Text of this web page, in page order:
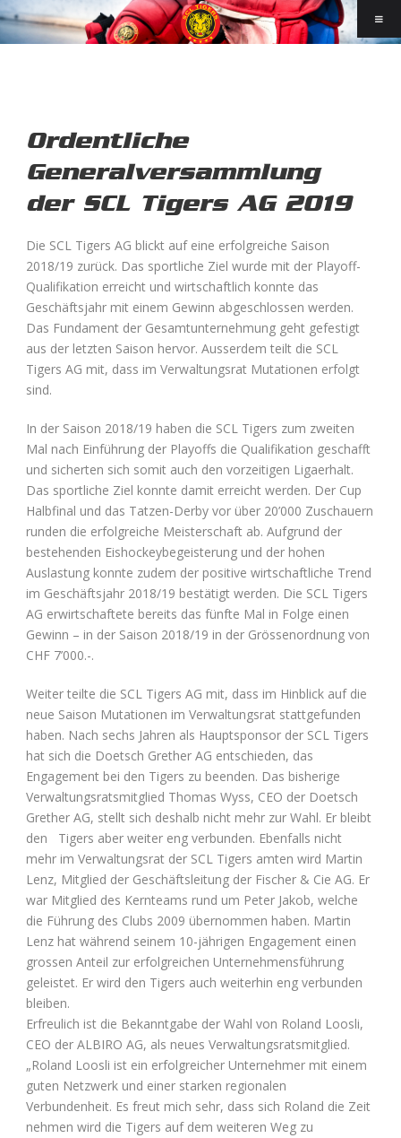
Ordentliche
Generalversammlung
der SCL Tigers AG 2019
Die SCL Tigers AG blickt auf eine erfolgreiche Saison
2018/19 zurück. Das sportliche Ziel wurde mit der Playoff-
Qualifikation erreicht und wirtschaftlich konnte das
Geschäftsjahr mit einem Gewinn abgeschlossen werden.
Das Fundament der Gesamtunternehmung geht gefestigt
aus der letzten Saison hervor. Ausserdem teilt die SCL
Tigers AG mit, dass im Verwaltungsrat Mutationen erfolgt
sind.
In der Saison 2018/19 haben die SCL Tigers zum zweiten
Mal nach Einführung der Playoffs die Qualifikation geschafft
und sicherten sich somit auch den vorzeitigen Ligaerhalt.
Das sportliche Ziel konnte damit erreicht werden. Der Cup
Halbfinal und das Tatzen-Derby vor über 20’000 Zuschauern
runden die erfolgreiche Meisterschaft ab. Aufgrund der
bestehenden Eishockeybegeisterung und der hohen
Auslastung konnte zudem der positive wirtschaftliche Trend
im Geschäftsjahr 2018/19 bestätigt werden. Die SCL Tigers
AG erwirtschaftete bereits das fünfte Mal in Folge einen
Gewinn – in der Saison 2018/19 in der Grössenordnung von
CHF 7’000.-.
Weiter teilte die SCL Tigers AG mit, dass im Hinblick auf die
neue Saison Mutationen im Verwaltungsrat stattgefunden
haben. Nach sechs Jahren als Hauptsponsor der SCL Tigers
hat sich die Doetsch Grether AG entschieden, das
Engagement bei den Tigers zu beenden. Das bisherige
Verwaltungsratsmitglied Thomas Wyss, CEO der Doetsch
Grether AG, stellt sich deshalb nicht mehr zur Wahl. Er bleibt
den Tigers aber weiter eng verbunden. Ebenfalls nicht
mehr im Verwaltungsrat der SCL Tigers amten wird Martin
Lenz, Mitglied der Geschäftsleitung der Fischer & Cie AG. Er
war Mitglied des Kernteams rund um Peter Jakob, welche
die Führung des Clubs 2009 übernommen haben. Martin
Lenz hat während seinem 10-jährigen Engagement einen
grossen Anteil zur erfolgreichen Unternehmensführung
geleistet. Er wird den Tigers auch weiterhin eng verbunden
bleiben.
Erfreulich ist die Bekanntgabe der Wahl von Roland Loosli,
CEO der ALBIRO AG, als neues Verwaltungsratsmitglied.
„Roland Loosli ist ein erfolgreicher Unternehmer mit einem
guten Netzwerk und einer starken regionalen
Verbundenheit. Es freut mich sehr, dass sich Roland die Zeit
nehmen wird die Tigers auf dem weiteren Weg zu